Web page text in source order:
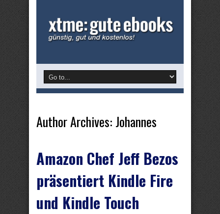
Author Archives: Johannes
Amazon Chef Jeff Bezos
präsentiert Kindle Fire
und Kindle Touch